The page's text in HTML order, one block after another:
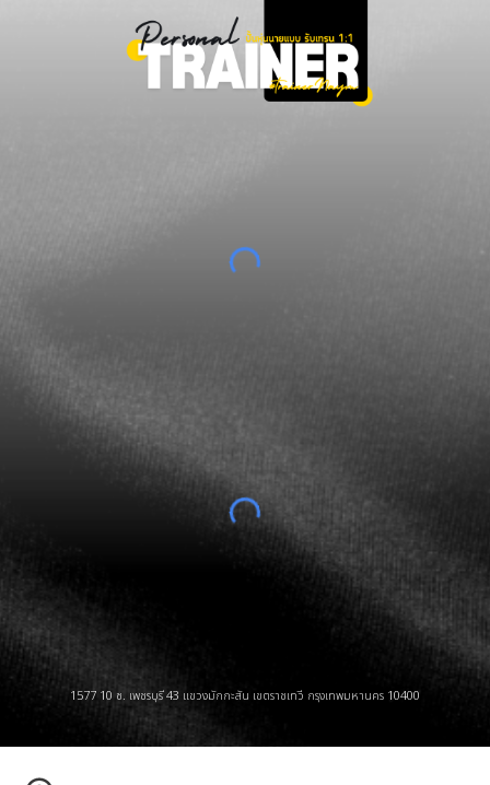
1577 10 ซ. เพชรบุรี 43 แขวงมักกะสัน เขตราชเทวี กรุงเทพมหานคร 10400